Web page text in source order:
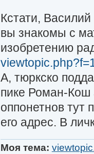
Кстати,
вы знакомы с
изобретению
А, тюркско
пике Роман-Кош
оппонетнов тут
его адрес. В
Моя тема: